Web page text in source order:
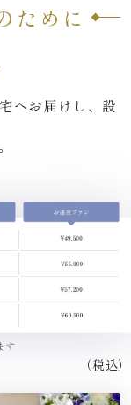
ために
へお届けし、設
す
（税込）